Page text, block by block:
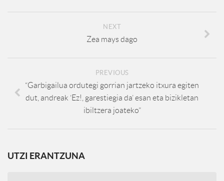
NEXT
Zea mays dago
PREVIOUS
“Garbigailua ordutegi gorrian jartzeko itxura egiten
dut, andreak ‘Ez!, garestiegia da’ esan eta bizikletan
ibiltzera joateko”
UTZI ERANTZUNA